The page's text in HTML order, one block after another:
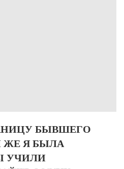
БЫВШЕГО
ЖЕ Я БЫЛА
УЧИЛИ